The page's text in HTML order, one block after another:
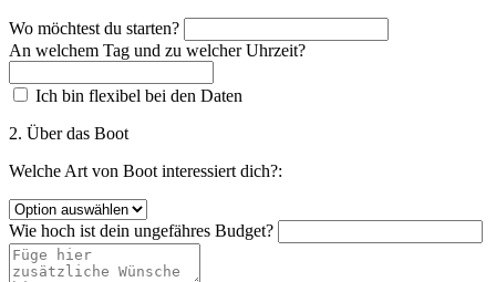
Wo möchtest du starten?
An welchem Tag und zu welcher Uhrzeit?
Ich bin flexibel bei den Daten
2. Über das Boot
Welche Art von Boot interessiert dich?:
Wie hoch ist dein ungefähres Budget?